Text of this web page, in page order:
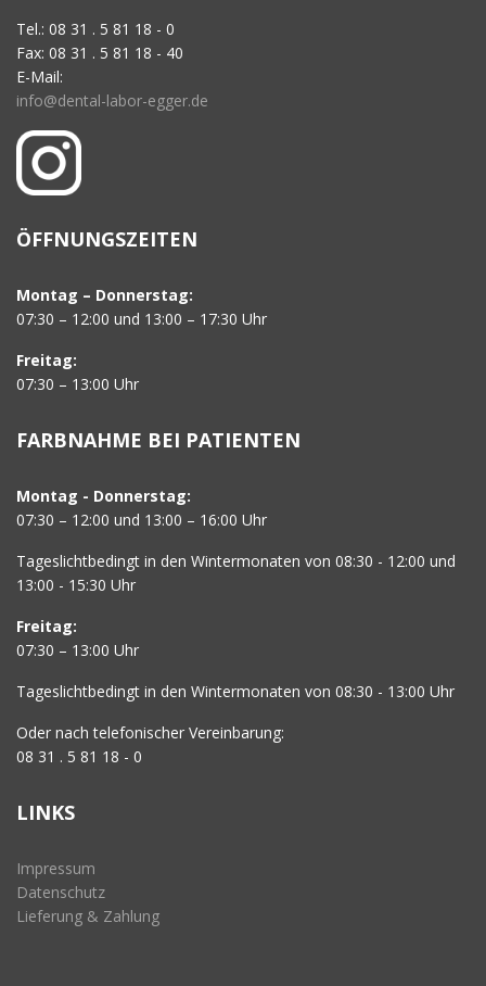
Tel.: 08 31 . 5 81 18 - 0
Fax: 08 31 . 5 81 18 - 40
E-Mail:
info@dental-labor-egger.de
ÖFFNUNGSZEITEN
Montag – Donnerstag:
07:30 – 12:00 und 13:00 – 17:30 Uhr
Freitag:
07:30 – 13:00 Uhr
FARBNAHME BEI PATIENTEN
Montag - Donnerstag:
07:30 – 12:00 und 13:00 – 16:00 Uhr
Tageslichtbedingt in den Wintermonaten von 08:30 - 12:00 und
13:00 - 15:30 Uhr
Freitag:
07:30 – 13:00 Uhr
Tageslichtbedingt in den Wintermonaten von 08:30 - 13:00 Uhr
Oder nach telefonischer Vereinbarung:
08 31 . 5 81 18 - 0
LINKS
Impressum
Datenschutz
Lieferung & Zahlung